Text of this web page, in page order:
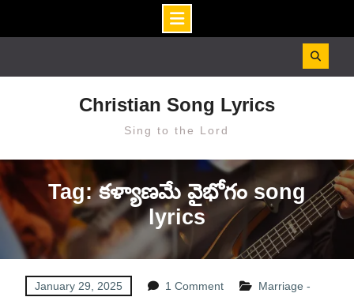
Christian Song Lyrics
Sing to the Lord
Tag: కళ్యాణమే వైభోగం song
lyrics
January 29, 2025 1 Comment
Marriage -